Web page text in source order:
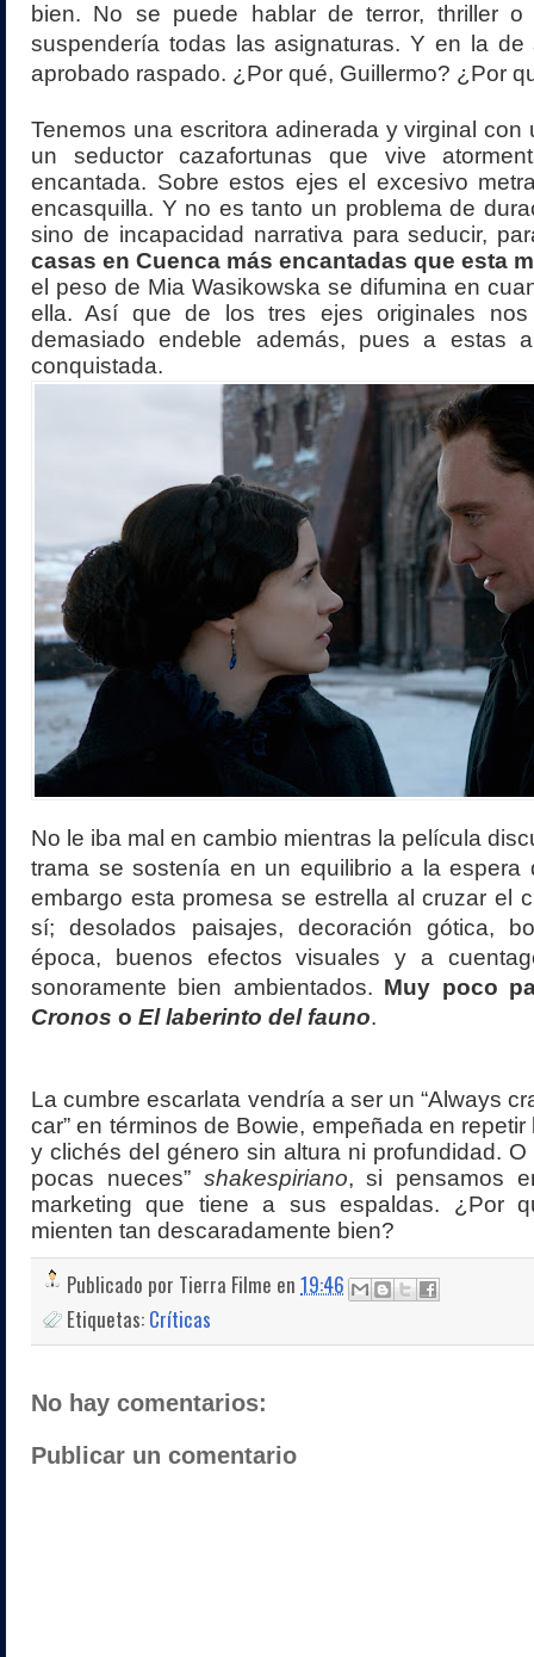
bien. No se puede hablar de terror, thriller o
suspendería todas las asignaturas. Y en la de
aprobado raspado. ¿Por qué, Guillermo? ¿Por
Tenemos una escritora adinerada y virginal con
un seductor cazafortunas que vive
encantada. Sobre estos ejes el excesivo
encasquilla. Y no es tanto un problema de
sino de incapacidad narrativa para seducir,
casas en Cuenca más encantadas que esta
el peso de Mia Wasikowska se difumina en
ella. Así que de los tres ejes originales
demasiado endeble además, pues a estas
conquistada.
No le iba mal en cambio mientras la película
trama se sostenía en un equilibrio a la espera
embargo esta promesa se estrella al cruzar el
sí; desolados paisajes, decoración gótica,
época, buenos efectos visuales y a
sonoramente bien ambientados. Muy poco
Cronos o El laberinto del fauno.
La cumbre escarlata vendría a ser un “Always
car” en términos de Bowie, empeñada en
y clichés del género sin altura ni profundidad. O
pocas nueces” shakespiriano, si pensamos
marketing que tiene a sus espaldas. ¿Por
mienten tan descaradamente bien?
Publicado por Tierra Filme en 19:46
Etiquetas: Críticas
No hay comentarios:
Publicar un comentario